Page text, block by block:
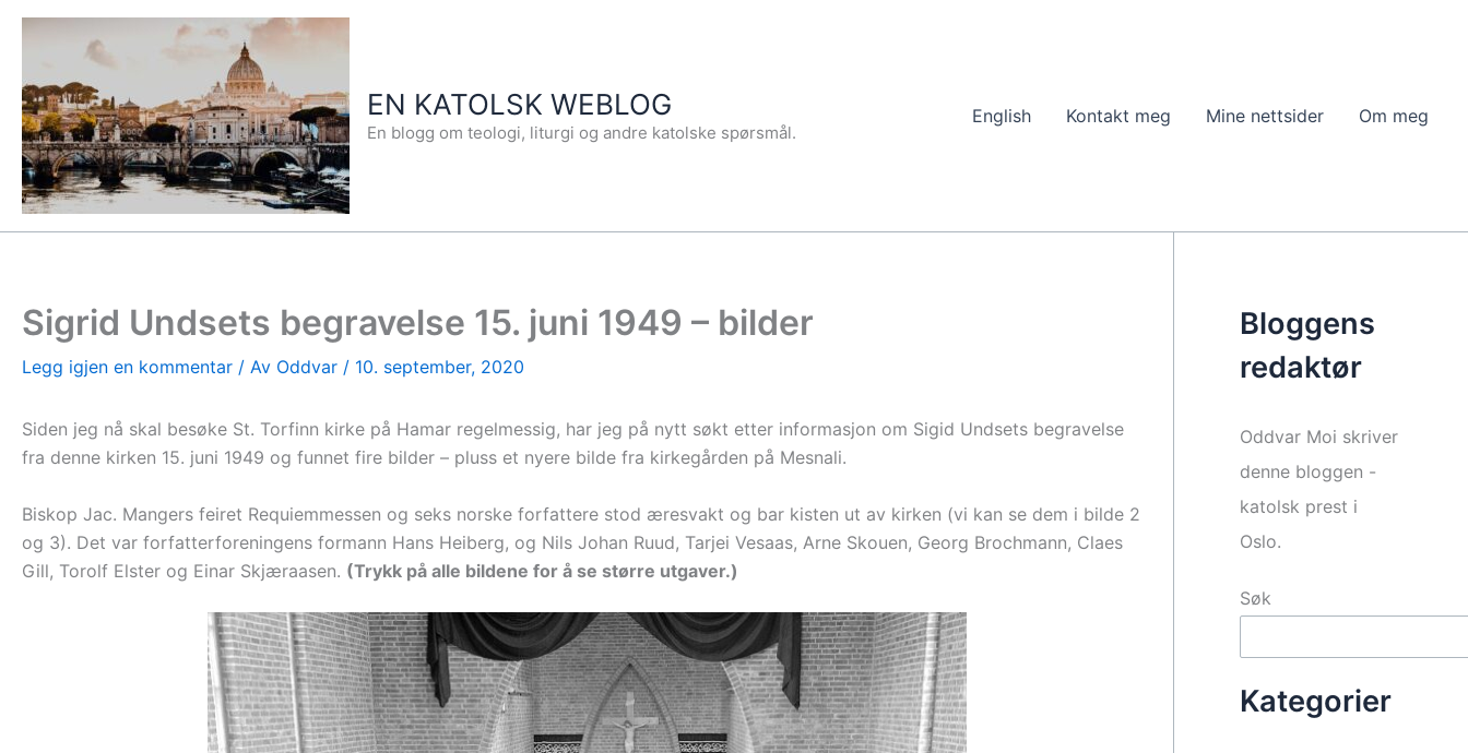
Hopp
innholdet
EN KATOLSK WEBLOG
En blogg om teologi, liturgi og andre katolske spørsmål.
English Kontakt meg Mine nettsider Om meg
Sigrid Undsets begravelse 15. juni 1949 – bilder
Legg igjen en kommentar / Av Oddvar / 10. september, 2020
Siden jeg nå skal besøke St. Torfinn kirke på Hamar regelmessig, har jeg på nytt søkt etter informasjon om Sigid Undsets begravelse
fra denne kirken 15. juni 1949 og funnet fire bilder – pluss et nyere bilde fra kirkegården på Mesnali.
Biskop Jac. Mangers feiret Requiemmessen og seks norske forfattere stod æresvakt og bar kisten ut av kirken (vi kan se dem i bilde 2
og 3). Det var forfatterforeningens formann Hans Heiberg, og Nils Johan Ruud, Tarjei Vesaas, Arne Skouen, Georg Brochmann, Claes
Gill, Torolf Elster og Einar Skjæraasen. (Trykk på alle bildene for å se større utgaver.)
Bloggens
redaktør
Oddvar Moi skriver
denne bloggen -
katolsk prest i
Oslo.
Søk
Kategorier